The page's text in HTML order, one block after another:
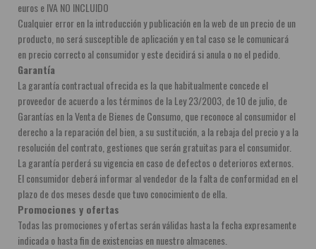
euros e IVA NO INCLUIDO
Cualquier error en la introducción y publicación en la web de un precio de un
producto, no será susceptible de aplicación y en tal caso se le comunicará
en precio correcto al consumidor y este decidirá si anula o no el pedido.
Garantía
La garantía contractual ofrecida es la que habitualmente concede el
proveedor de acuerdo a los términos de la Ley 23/2003, de 10 de julio, de
Garantías en la Venta de Bienes de Consumo, que reconoce al consumidor el
derecho a la reparación del bien, a su sustitución, a la rebaja del precio y a la
resolución del contrato, gestiones que serán gratuitas para el consumidor.
La garantía perderá su vigencia en caso de defectos o deterioros externos.
El consumidor deberá informar al vendedor de la falta de conformidad en el
plazo de dos meses desde que tuvo conocimiento de ella.
Promociones y ofertas
Todas las promociones y ofertas serán válidas hasta la fecha expresamente
indicada o hasta fin de existencias en nuestro almacenes.